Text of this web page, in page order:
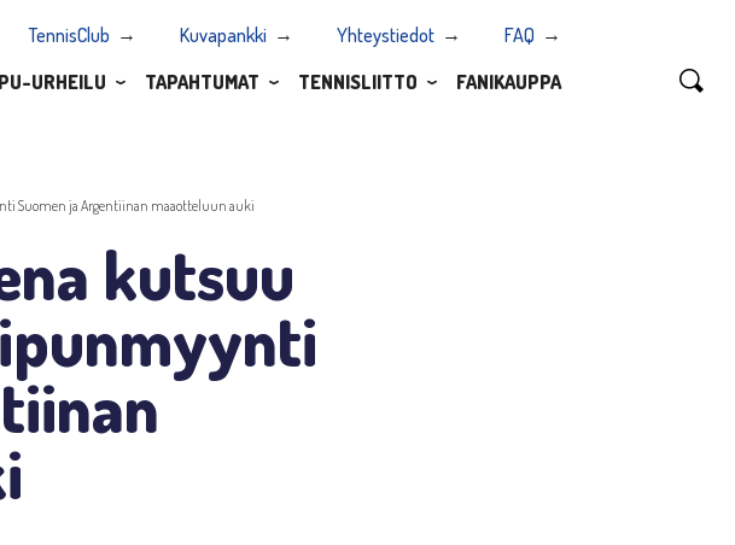
TennisClub Kuvapankki Yhteystiedot
FAQ
URHEILU TAPAHTUMAT TENNISLIITTO FANIKAUPPA
Suomen ja Argentiinan maaotteluun auki
kutsuu